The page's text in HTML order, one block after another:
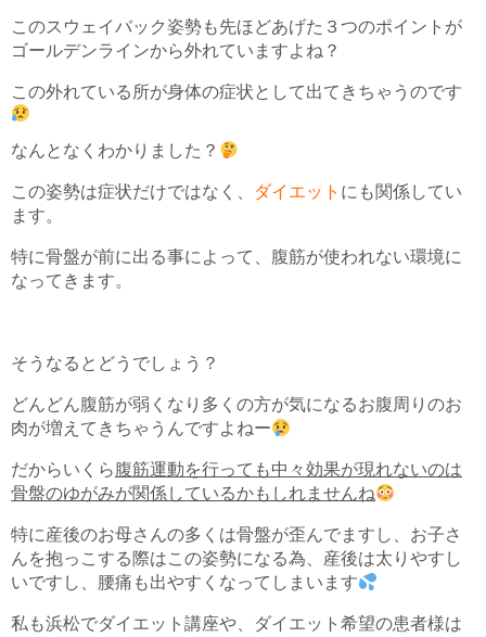
このスウェイバック姿勢も先ほどあげた３つのポイントが
ゴールデンラインから外れていますよね？
この外れている所が身体の症状として出てきちゃうのです
なんとなくわかりました？
この姿勢は症状だけではなく、 ダイエット にも関係してい
ます。
特に骨盤が前に出る事によって、腹筋が使われない環境に
なってきます。
そうなるとどうでしょう？
どんどん腹筋が弱くなり多くの方が気になるお腹周りのお
肉が増えてきちゃうんですよねー
だからいくら 腹筋運動を行っても中々効果が現れないのは
骨盤のゆがみが関係しているかもしれませんね
特に産後のお母さんの多くは骨盤が歪んでますし、お子さ
んを抱っこする際はこの姿勢になる為、産後は太りやすし
いですし、腰痛も出やすくなってしまいます
私も浜松でダイエット講座や、ダイエット希望の患者様は